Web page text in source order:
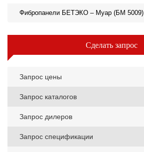
Фибропанели БЕТЭКО – Муар (БМ 5009)
Сделать запрос
Запрос цены
Запрос каталогов
Запрос дилеров
Запрос спецификации